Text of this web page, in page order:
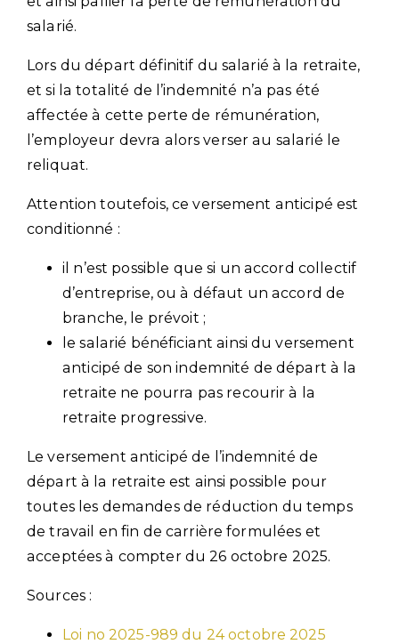
salarié.
Lors du départ définitif du salarié à la retraite,
et si la totalité de l’indemnité n’a pas été
affectée à cette perte de rémunération,
l’employeur devra alors verser au salarié le
reliquat.
Attention toutefois, ce versement anticipé est
conditionné :
il n’est possible que si un accord collectif
d’entreprise, ou à défaut un accord de
branche, le prévoit ;
le salarié bénéficiant ainsi du versement
anticipé de son indemnité de départ à la
retraite ne pourra pas recourir à la
retraite progressive.
Le versement anticipé de l’indemnité de
départ à la retraite est ainsi possible pour
toutes les demandes de réduction du temps
de travail en fin de carrière formulées et
acceptées à compter du 26 octobre 2025.
Sources :
Loi no 2025-989 du 24 octobre 2025